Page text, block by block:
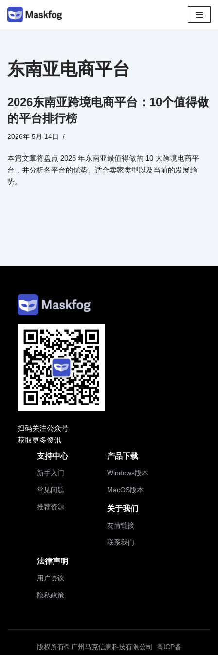
文
东南亚电商平台
2026东南亚跨境电商平台：10个值得做
的平台排行榜
2026年 5月 14日
本篇文章将盘点 2026 年东南亚最值得做的 10 大跨境电商平
台，并分析各平台的优势、适合卖家类型以及当前的发展趋
势。
扫码关注公众号
获取更多资讯
支持中心
新手入门
常见问题
推荐资源
产品下载
Windows版本
MacOS版本
关于我们
友情链接
联系我们
法律声明
用户协议
隐私政策
版权所有© 广州马克信息科技有限公司 粤ICP备